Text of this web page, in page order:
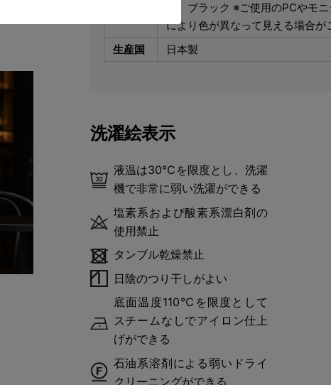
発
ン、ブラック ※ご使用のPCやモ
により色が異なって見える場合が
生産国
日本製
洗濯絵表示
液温は30℃を限度とし、洗濯
機で非常に弱い洗濯ができる
塩素系および酸素系漂白剤の
使用禁止
タンブル乾燥禁止
日陰のつり干しがよい
底面温度110℃を限度として
スチームなしでアイロン仕上
げができる
石油系溶剤による弱いドライ
クリーニングができる